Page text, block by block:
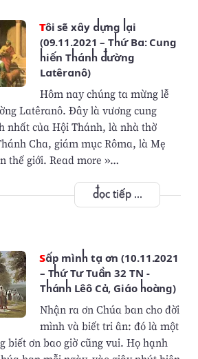
Tôi sẽ xây dựng lại
(09.11.2021 – Thứ Ba: Cung
hiến Thánh đường
Latêranô)
Hôm nay chúng ta mừng lễ
Latêranô. Ðây là vương cung
nhất của Hội Thánh, là nhà thờ
Cha, giám mục Rôma, là Mẹ
thế giới. Read more »…
đọc tiếp ...
Sấp mình tạ ơn (10.11.2021
– Thứ Tư Tuần 32 TN -
Thánh Lêô Cả, Giáo hoàng)
Nhận ra ơn Chúa ban cho đời
mình và biết tri ân: đó là một
biết ơn bao giờ cũng vui. Họ hạnh